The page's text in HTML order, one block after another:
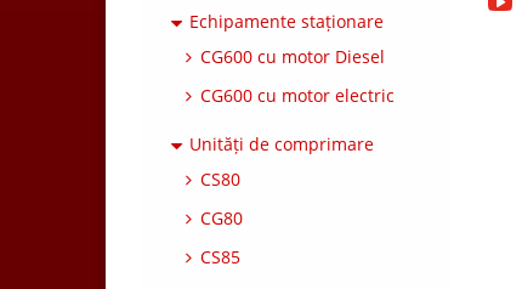
Echipamente staționare
CG600 cu motor Diesel
CG600 cu motor electric
Unități de comprimare
CS80
CG80
CS85